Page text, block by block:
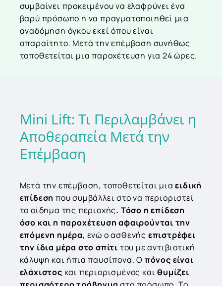
συμβαίνει προκειμένου να ελαφρύνει ένα
βαρύ πρόσωπο ή να πραγματοποιηθεί μια
αναδόμηση όγκου εκεί όπου είναι
απαραίτητο. Μετά την επέμβαση συνήθως
τοποθετείται μια παροχέτευση για 24 ώρες.
Mini Lift: Τι Περιλαμβάνει η
Αποθεραπεία Μετάτην
Επέμβαση
Μετά την επέμβαση, τοποθετείται μιαειδική
επίδεση που συμβάλλει στο να περιοριστεί
το οίδημα της περιοχής. Τόσο η επίδεση
όσο και η παροχέτευση αφαιρούνται την
επόμενη ημέρα, ενώ ο ασθενής επιστρέφει
την ίδια μέρα στο σπίτι του με αντιβιοτική
κάλυψη και ήπια παυσίπονα. Ο πόνος είναι
ελάχιστος και περιορισμένος καιθυμίζει